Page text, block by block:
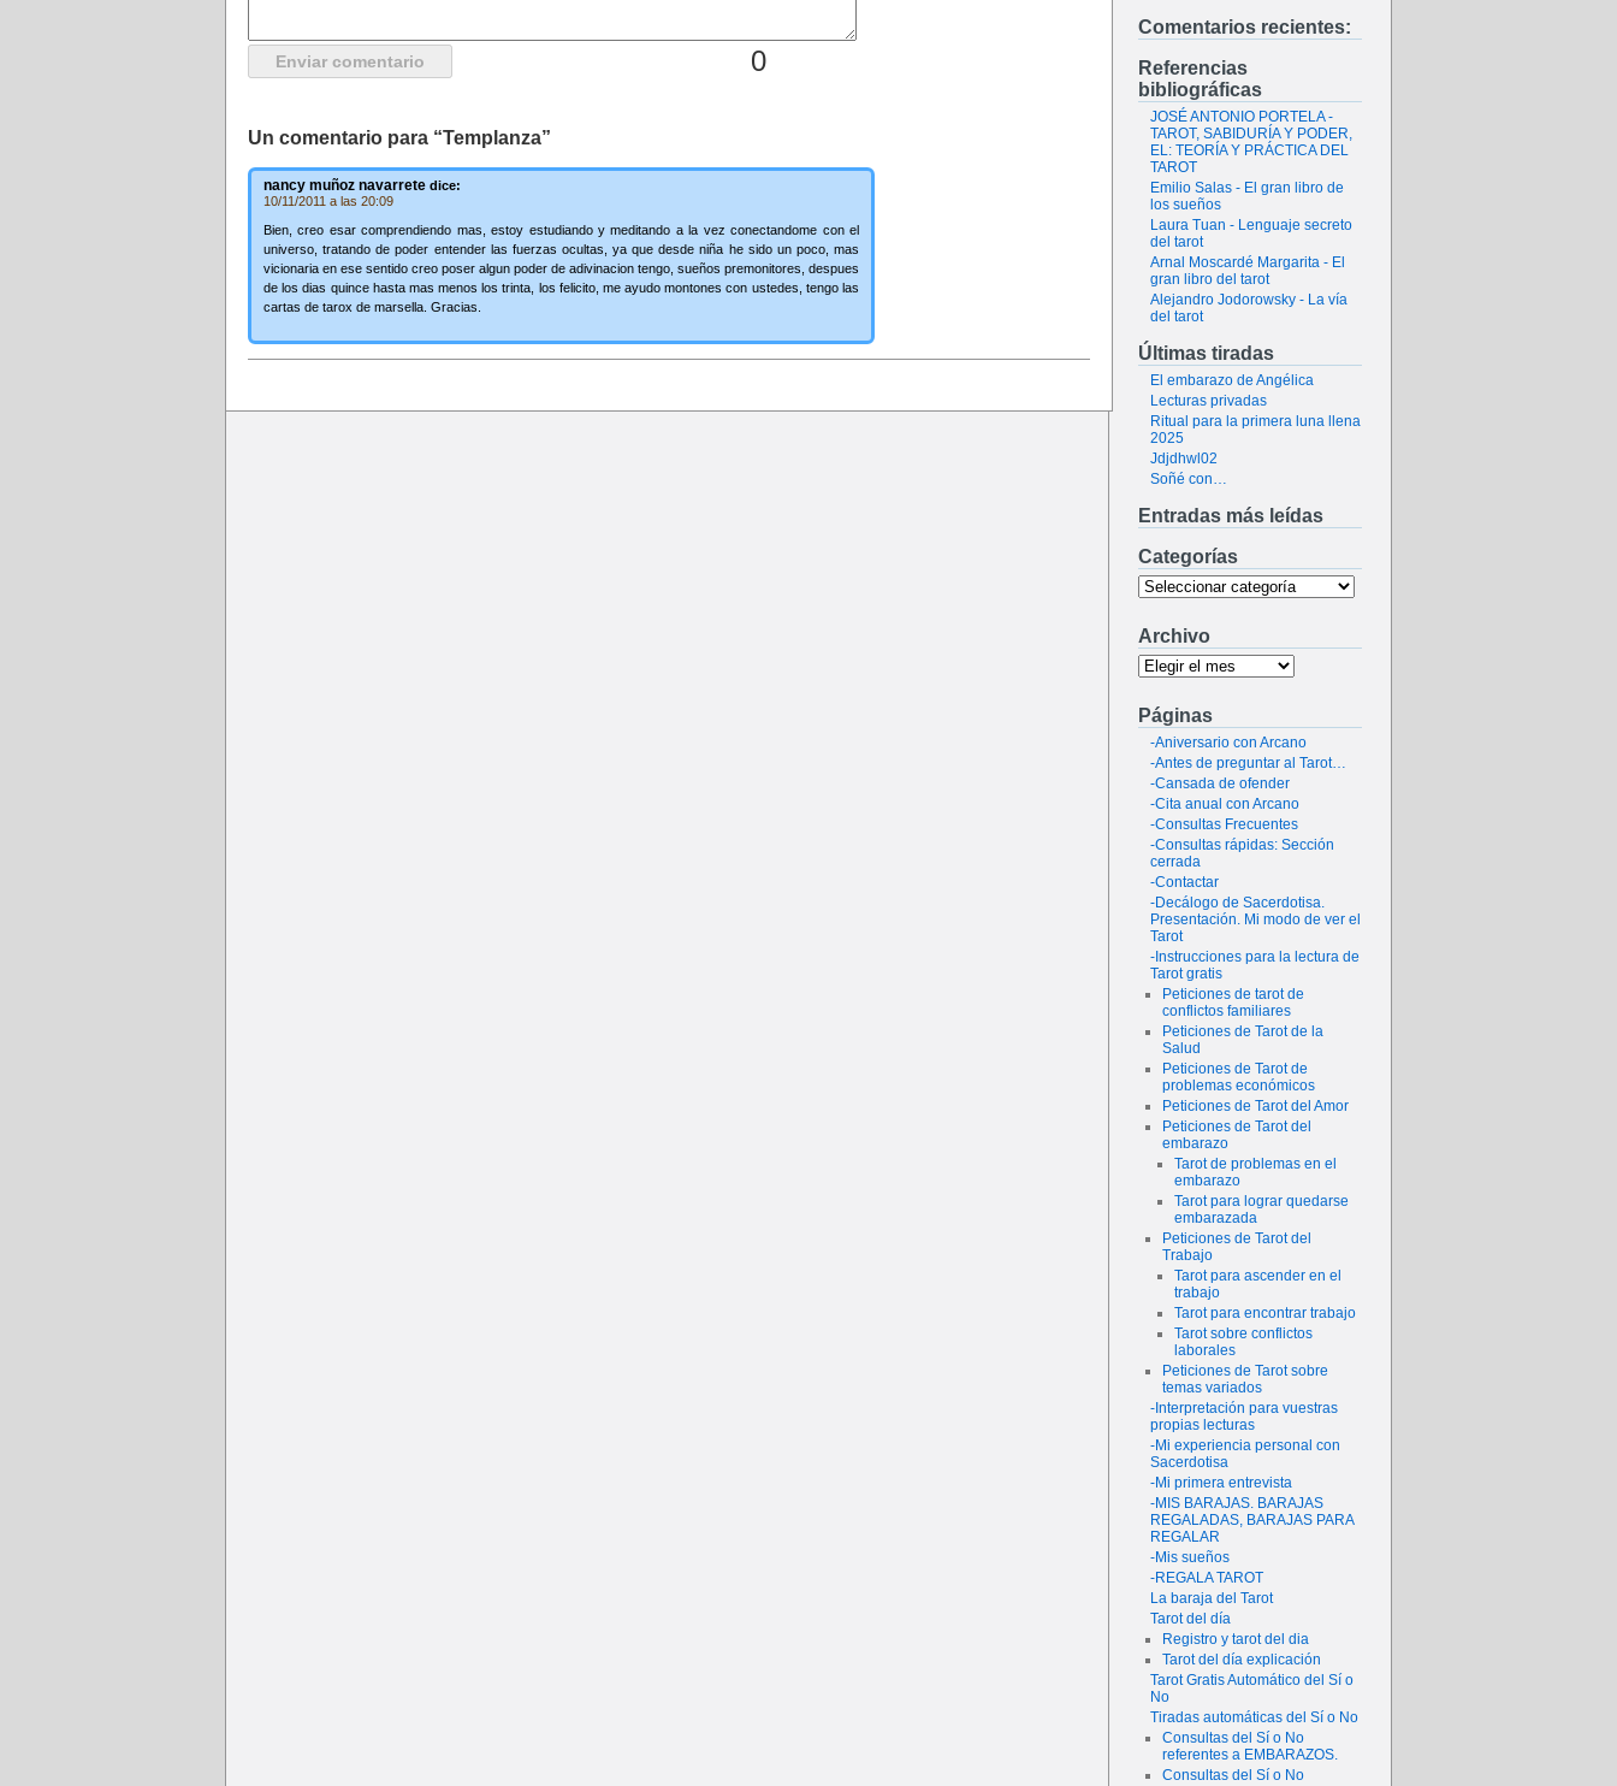
0
Un comentario para “Templanza”
nancy muñoz navarrete dice:
10/11/2011 a las 20:09
Bien, creo esar comprendiendo mas, estoy estudiando y meditando a la vez conectandome con el
universo, tratando de poder entender las fuerzas ocultas, ya que desde niña he sido un poco, mas
vicionaria en ese sentido creo poser algun poder de adivinacion tengo, sueños premonitores, despues
de los dias quince hasta mas menos los trinta, los felicito, me ayudo montones con ustedes, tengo las
cartas de tarox de marsella. Gracias.
Comentarios recientes:
Referencias
bibliográficas
JOSÉ ANTONIO PORTELA -
TAROT, SABIDURÍA Y PODER,
EL: TEORÍA Y PRÁCTICA DEL
TAROT
Emilio Salas - El gran libro de
los sueños
Laura Tuan - Lenguaje secreto
del tarot
Arnal Moscardé Margarita - El
gran libro del tarot
Alejandro Jodorowsky - La vía
del tarot
Últimas tiradas
El embarazo de Angélica
Lecturas privadas
Ritual para la primera luna llena
2025
Jdjdhwl02
Soñé con…
Entradas más leídas
Categorías
Archivo
Páginas
-Aniversario con Arcano
-Antes de preguntar al Tarot…
-Cansada de ofender
-Cita anual con Arcano
-Consultas Frecuentes
-Consultas rápidas: Sección
cerrada
-Contactar
-Decálogo de Sacerdotisa.
Presentación. Mi modo de ver el
Tarot
-Instrucciones para la lectura de
Tarot gratis
Peticiones de tarot de
conflictos familiares
Peticiones de Tarot de la
Salud
Peticiones de Tarot de
problemas económicos
Peticiones de Tarot del Amor
Peticiones de Tarot del
embarazo
Tarot de problemas en el
embarazo
Tarot para lograr quedarse
embarazada
Peticiones de Tarot del
Trabajo
Tarot para ascender en el
trabajo
Tarot para encontrar trabajo
Tarot sobre conflictos
laborales
Peticiones de Tarot sobre
temas variados
-Interpretación para vuestras
propias lecturas
-Mi experiencia personal con
Sacerdotisa
-Mi primera entrevista
-MIS BARAJAS. BARAJAS
REGALADAS, BARAJAS PARA
REGALAR
-Mis sueños
-REGALA TAROT
La baraja del Tarot
Tarot del día
Registro y tarot del dia
Tarot del día explicación
Tarot Gratis Automático del Sí o
No
Tiradas automáticas del Sí o No
Consultas del Sí o No
referentes a EMBARAZOS.
Consultas del Sí o No